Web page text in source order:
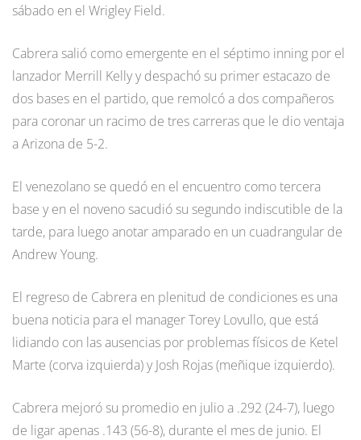
sábado en el Wrigley Field.
Cabrera salió como emergente en el séptimo inning por el
lanzador Merrill Kelly y despachó su primer estacazo de
dos bases en el partido, que remolcó a dos compañeros
para coronar un racimo de tres carreras que le dio ventaja
a Arizona de 5-2.
El venezolano se quedó en el encuentro como tercera
base y en el noveno sacudió su segundo indiscutible de la
tarde, para luego anotar amparado en un cuadrangular de
Andrew Young.
El regreso de Cabrera en plenitud de condiciones es una
buena noticia para el manager Torey Lovullo, que está
lidiando con las ausencias por problemas físicos de Ketel
Marte (corva izquierda) y Josh Rojas (meñique izquierdo).
Cabrera mejoró su promedio en julio a .292 (24-7), luego
de ligar apenas .143 (56-8), durante el mes de junio. El